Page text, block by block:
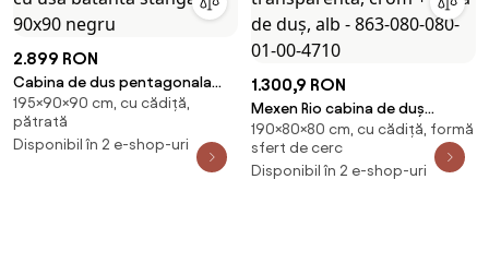
2.899 RON
Cabina de dus pentagonala
Cersanit Jota cu usa batanta
stanga 90x90 negru
195×90×90 cm, cu cădiță,
pătrată
Disponibil în 2 e-shop-uri
1.300,9 RON
Mexen Rio cabina de duș
semirotundă 80 x 80 cm,
transparentă, crom + cadă de
duș, alb - 863-080-080-01-00-
190×80×80 cm, cu cădiță, formă
sfert de cerc
Disponibil în 2 e-shop-uri